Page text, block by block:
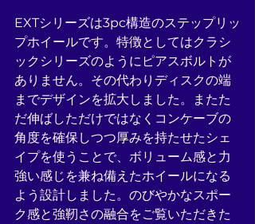
EXTシリーズは3pc構造のステップリッ
プホイールです。特徴としてはクラシ
ックシリーズのようにピアスボルトが
ありません。その代わりディスクの端
までデザインを拡大しました。またた
だ伸ばしただけではなくコンケーブの
角度を確保しつつ厚みを持たせたシェ
イプを使うことで、ボリューム感と力
強い感じを兼ね備えたホイールになる
よう設計しました。のびやかなスポー
ク感と強靭さの融合をご覧いただきた